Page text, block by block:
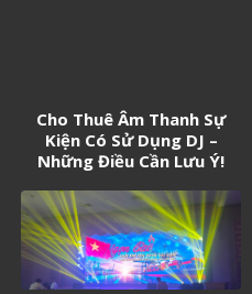
Cho Thuê Âm Thanh Sự
Kiện Có Sử Dụng DJ –
Những Điều Cần Lưu Ý!